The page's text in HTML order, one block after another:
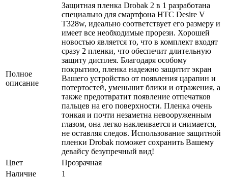
Полное
описание
Защитная пленка Drobak 2 в 1 разработана
специально для смартфона HTC Desire V
T328w, идеально соответствует его размеру и
имеет все необходимые прорези. Хорошей
новостью является то, что в комплект входят
сразу 2 пленки, что обеспечит длительную
защиту дисплея. Благодаря особому
покрытию, пленка надежно защитит экран
Вашего устройство от появления царапин и
потертостей, уменьшит блики и отражения, а
также предотвратит появление отпечатков
пальцев на его поверхности. Пленка очень
тонкая и почти незаметна невооруженным
глазом, она легко наклеивается и снимается,
не оставляя следов. Использование защитной
пленки Drobak поможет сохранить Вашему
девайсу безупречный вид!
Цвет
Прозрачная
Наличие
1